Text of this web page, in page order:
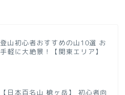
登山初心者おすすめの山10選 お
手軽に大絶景！【関東エリア】
【日本百名山 槍ヶ岳】 初心者向